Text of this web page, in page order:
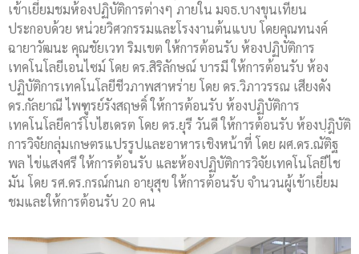
เข้าเยี่ยมชมห้องปฏิบัติการต่างๆ ภายใน มจธ.บางขุนเทียน
ประกอบด้วย หน่วยวิศวกรรมและโรงงานต้นแบบ โดยคุณทนงค์
ฉายาวัฒนะ คุณชัยเวท ริมเขต ให้การต้อนรับ ห้องปฏิบัติการ
เทคโนโลยีเอนไซม์ โดย ดร.สิริลักษณ์ บารมี ให้การต้อนรับ ห้อง
ปฏิบัติการเทคโนโลยีชีวภาพสาหร่าย โดย ดร.วิภาวรรณ เสียงดัง
ดร.กัลยาณี ไพฑูรย์รังสฤษดิ์ ให้การต้อนรับ ห้องปฏิบัติการ
เทคโนโลยีคาร์โบไฮเดรต โดย ดร.ยุรี วันดี ให้การต้อนรับ ห้องปฺฎิบัติ
การวิจัยกลุ่มเกษตรแปรรูปและอาหารเชิงหน้าที่ โดย ผศ.ดร.ณัติฐ
พล ไข่แสงศรี ให้การต้อนรับ และห้องปฏิบัติการวิจัยเทคโนโลยีไช
มัน โดย รศ.ดร.กรณ์กนก อายุสุข ให้การต้อนรับ จำนวนผู้เข้าเยี่ยม
ชมและให้การต้อนรับ 20 คน